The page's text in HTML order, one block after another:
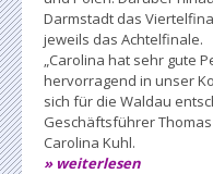
Darmstadt das
jeweils das Achtelfinale.
„Carolina hat sehr gute
hervorragend in unser
sich für die Waldau
Geschäftsführer
Carolina Kuhl.
» weiterlesen